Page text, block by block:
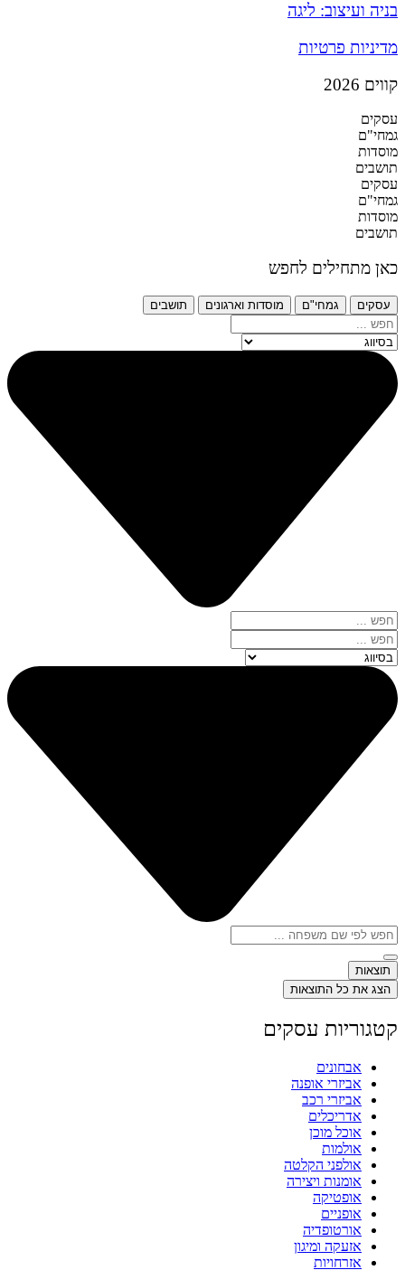
בניה ועיצוב: ליגה
מדיניות פרטיות
קווים 2026
עסקים
גמחי"ם
מוסדות
תושבים
עסקים
גמחי"ם
מוסדות
תושבים
כאן מתחילים לחפש
עסקים גמחי"ם מוסדות וארגונים תושבים
Search
...
Search
...
Search
...
Search
...
תוצאות
הצג את כל התוצאות
קטגוריות עסקים
אבחונים
אביזרי אופנה
אביזרי רכב
אדריכלים
אוכל מוכן
אולמות
אולפני הקלטה
אומנות ויצירה
אופטיקה
אופניים
אורטופדיה
אזעקה ומיגון
אזרחויות